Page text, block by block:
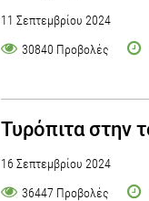
11 Σεπτεμβρίου 2024
30840 Προβολές
Τυρόπιτα στην
16 Σεπτεμβρίου 2024
36447 Προβολές